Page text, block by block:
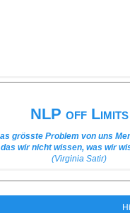
NLP off Limits
grösste Problem von uns
das wir nicht wissen, was wir
(Virginia Satir)